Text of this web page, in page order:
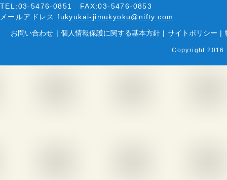
TEL:03-5476-0851 FAX:03-5476-0853
メールアドレス:fukyukai-jimukyoku@nifty.com
お問い合わせ | 個人情報保護に関する基本方針 | サイトポリシー |
Copyright 2016